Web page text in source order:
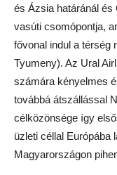
és Ázsia határánál
vasúti csomópontja,
fővonal indul a térség
Tyumeny). Az Ural
számára kényelmes
továbbá átszállással
célközönsége így
üzleti céllal Európába
Magyarországon